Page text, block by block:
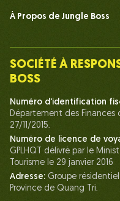
À Propos de Jungle Boss
Notre Équipe
Nos Certifications
Partenariats
Contactez-Nous
SOCIÉTÉ À
BOSS
Numéro d'identification
Département des Finances
27/11/2015.
Numéro de licence de
GPLHQT délivré par le
Tourisme le 29 janvier 2016
Adresse: Groupe
Province de Quang Tri.